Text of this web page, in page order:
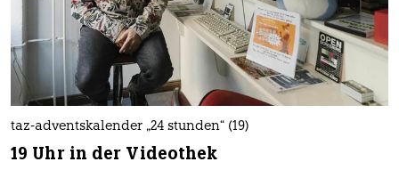
taz-adventskalender „24 stunden“ (19)
19 Uhr in der Videothek